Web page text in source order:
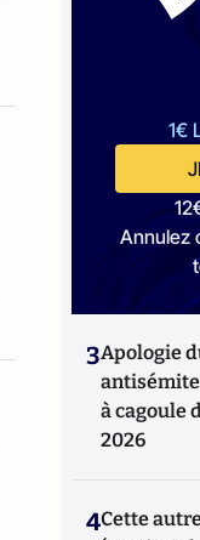
1€
Annulez
3Apologie
antisémite
à cagoule
2026
4Cette